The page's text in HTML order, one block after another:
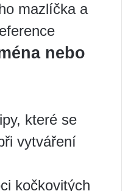
mazlíčka a
nebo
které se
vytváření
kočkovitých